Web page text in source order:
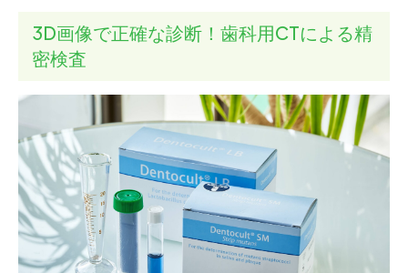
3D画像で正確な診断！歯科用CTによる精
密検査